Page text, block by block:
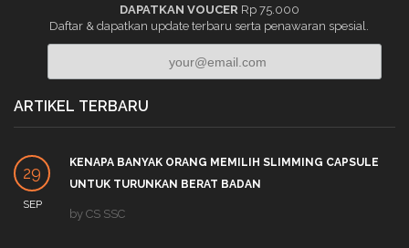
DAPATKAN VOUCER Rp 75.000
Daftar & dapatkan update terbaru serta penawaran spesial.
ARTIKEL TERBARU
29
SEP
KENAPA BANYAK ORANG MEMILIH SLIMMING CAPSULE
UNTUK TURUNKAN BERAT BADAN
by CS SSC